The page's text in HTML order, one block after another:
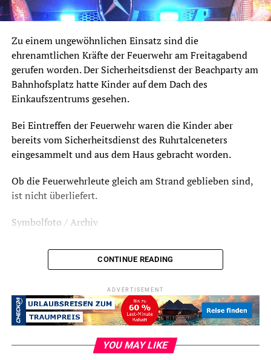
Zu einem ungewöhnlichen Einsatz sind die
ehrenamtlichen Kräfte der Feuerwehr am Freitagabend
gerufen worden. Der Sicherheitsdienst der Beachparty am
Bahnhofsplatz hatte Kinder auf dem Dach des
Einkaufszentrums gesehen.
Bei Eintreffen der Feuerwehr waren die Kinder aber
bereits vom Sicherheitsdienst des Ruhrtalceneters
eingesammelt und aus dem Haus gebracht worden.
Ob die Feuerwehrleute gleich am Strand geblieben sind,
ist nicht überliefert.
Symbolfoto / Archiv
ADVERTISEMENT
RELATED TOPICS: BLAULICHT NEWS
Toller Start für den Feierabend-Markt im Bismarck-
CONTINUE READING
ADVERTISEMENT
YOU MAY LIKE